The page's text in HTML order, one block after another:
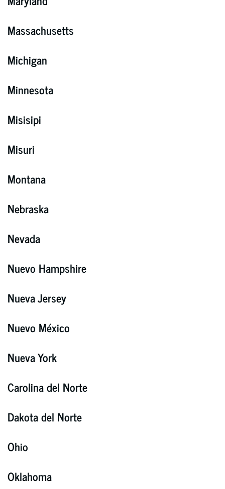
Massachusetts
Michigan
Minnesota
Misisipi
Misuri
Montana
Nebraska
Nevada
Nuevo Hampshire
Nueva Jersey
Nuevo México
Nueva York
Carolina del Norte
Dakota del Norte
Ohio
Oklahoma